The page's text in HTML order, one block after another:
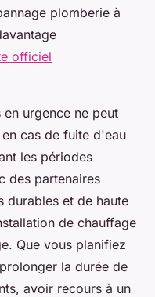
plomberie à
officiel
urgence ne peut
cas de fuite d'eau
les périodes
des partenaires
durables et de haute
de chauffage
Que vous planifiez
la durée de
avoir recours à un